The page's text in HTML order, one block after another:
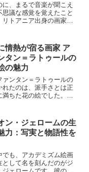
、まるで音楽が聞こえ
議な感覚を覚えたこと
トアニア出身の画家、
楽のリズムが流れ、光
がら、見る人の...
情熱が宿る画家 ア
タン＝ラトゥールの
の魅力
ァンタン＝ラトゥールの
れたのは、派手さとは正
満ちた花の絵でした。強
ような落ち着きを放って
で生活する...
ン・ジェロームの生
力：写実と物語性を
でも、アカデミズム絵画
として名を刻んだのがジ